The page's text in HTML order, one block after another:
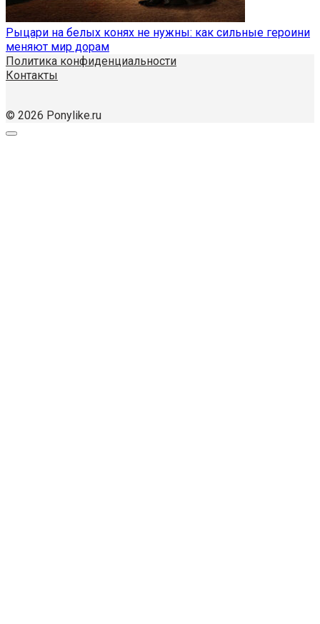
Рыцари на белых конях не нужны: как сильные героини
меняют мир дорам
Политика конфиденциальности
Контакты
© 2026 Ponylike.ru